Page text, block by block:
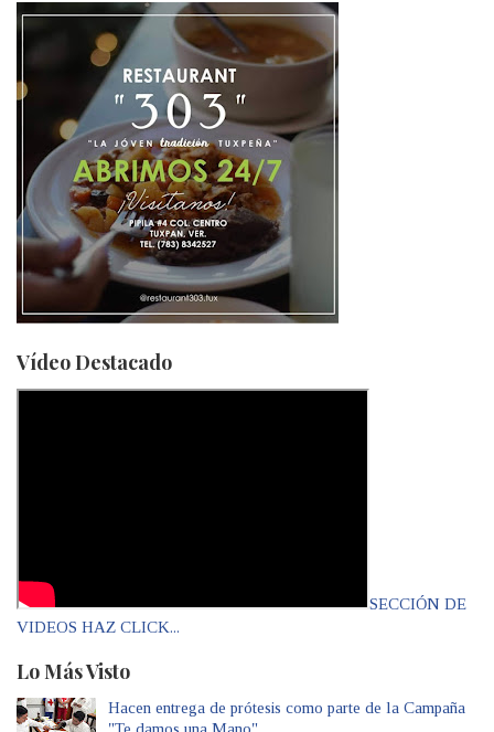
Vídeo Destacado
SECCIÓN DE
VIDEOS HAZ CLICK...
Lo Más Visto
Hacen entrega de prótesis como parte de la Campaña